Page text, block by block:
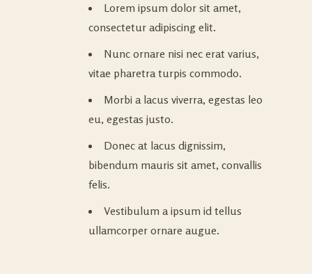
Lorem ipsum dolor sit amet,
consectetur adipiscing elit.
Nunc ornare nisi nec erat varius,
vitae pharetra turpis commodo.
Morbi a lacus viverra, egestas leo
eu, egestas justo.
Donec at lacus dignissim,
bibendum mauris sit amet, convallis
felis.
Vestibulum a ipsum id tellus
ullamcorper ornare augue.